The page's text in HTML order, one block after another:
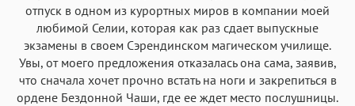
отпуск в одном из курортных миров в компании моей
любимой Селии, которая как раз сдает выпускные
экзамены в своем Сэрендинском магическом училище.
Увы, от моего предложения отказалась она сама, заявив,
что сначала хочет прочно встать на ноги и закрепиться в
ордене Бездонной Чаши, где ее ждет место послушницы.